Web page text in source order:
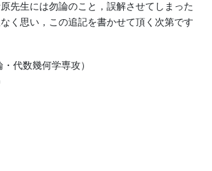
先生には勿論のこと，誤解させてしまった
く思い，この追記を書かせて頂く次第です
代数幾何学専攻）